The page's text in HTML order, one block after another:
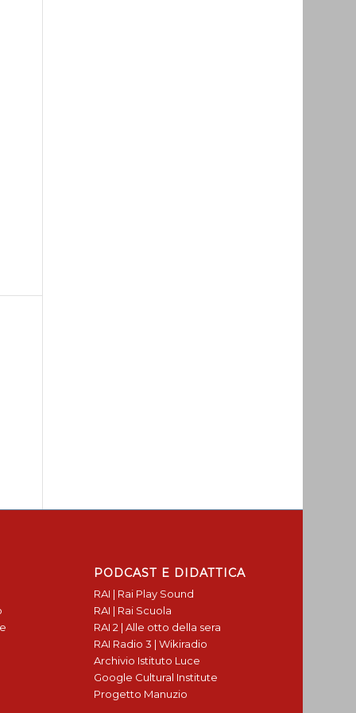
PODCAST E DIDATTICA
RAI | Rai Play Sound
RAI | Rai Scuola
RAI 2 | Alle otto della sera
RAI Radio 3 | Wikiradio
Archivio Istituto Luce
Google Cultural Institute
Progetto Manuzio